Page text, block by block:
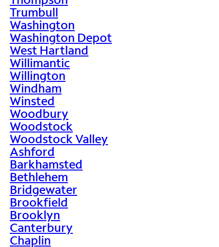
Trumbull
Washington
Washington Depot
West Hartland
Willimantic
Willington
Windham
Winsted
Woodbury
Woodstock
Woodstock Valley
Ashford
Barkhamsted
Bethlehem
Bridgewater
Brookfield
Brooklyn
Canterbury
Chaplin